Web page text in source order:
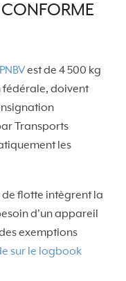
PNBVest de 4 500 kg
fédérale, doivent
Transports
les
de flotte intègrent la
d'un appareil
exemptions
sur le logbook